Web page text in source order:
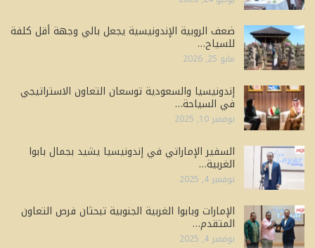
ضعف الروبية الإندونيسية يجعل بالي وجهة أقل كلفة
للسياح…
مايو 25, 2026
إندونيسيا والسعودية توسعان التعاون الاستراتيجي
في السياحة…
نوفمبر 10, 2025
السفير الإماراتي في إندونيسيا يشيد بجمال بابوا
الغربية…
نوفمبر 4, 2025
الإمارات وبابوا الغربية الجنوبية تبحثان فرص التعاون
المتقدم…
نوفمبر 4, 2025